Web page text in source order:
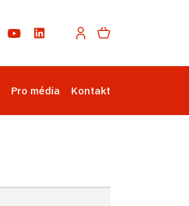
Pro média Kontakt